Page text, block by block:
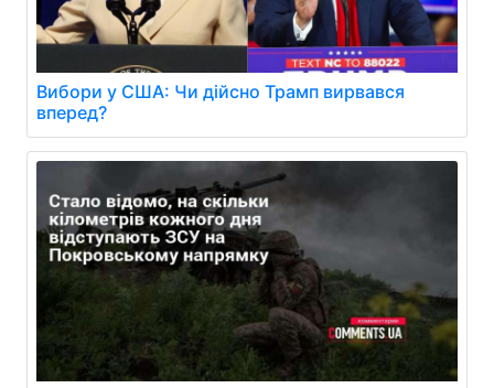
Вибори у США: Чи дійсно Трамп вирвався
вперед?